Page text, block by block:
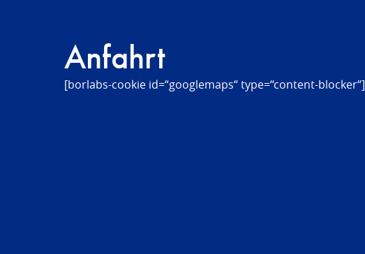
Anfahrt
[borlabs-cookie id=“googlemaps“ type=“content-blocker“]